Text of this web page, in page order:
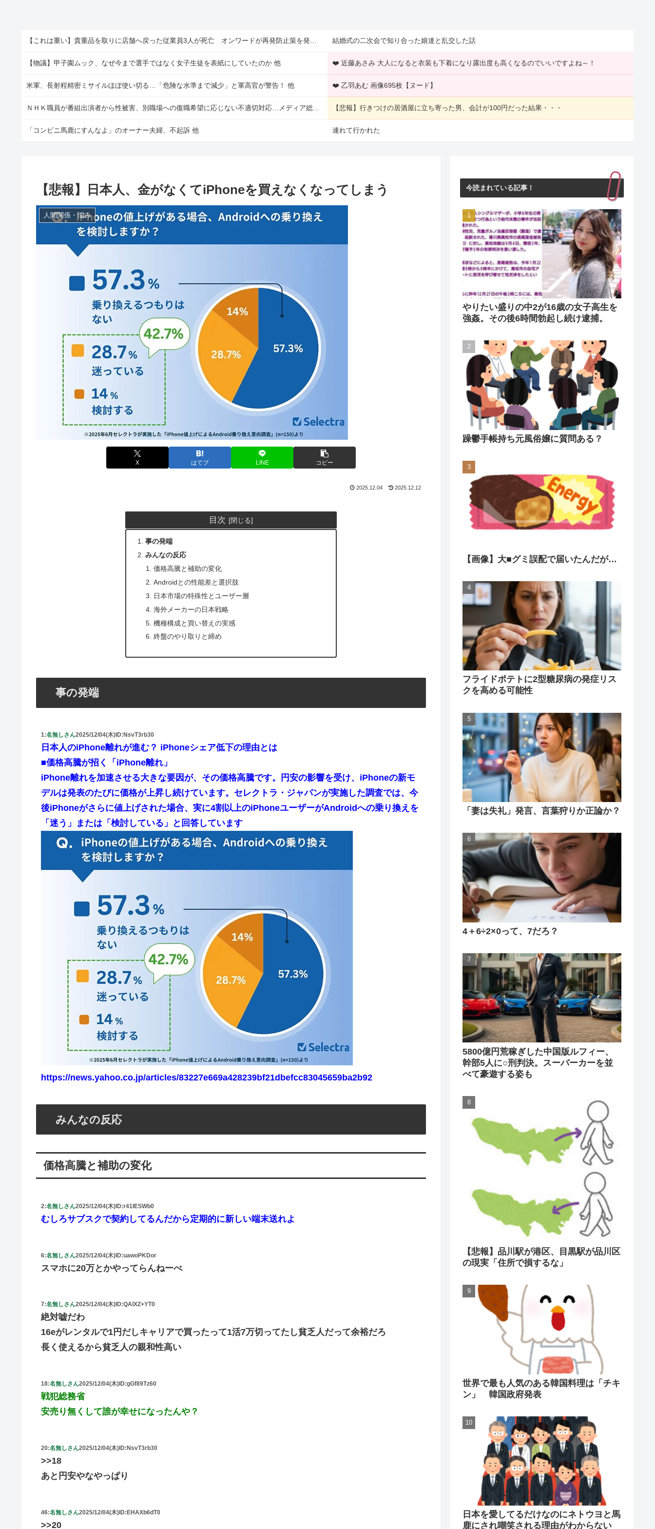
【物議】甲子園ムック、なぜ今まで選手ではなく女子生徒を表紙にしていたのか 他
米軍、長射程精密ミサイルほぼ使い切る…「危険な水準まで減少」と軍高官が警告！ 他
「コンビニ馬鹿にすんなよ」のオーナー夫婦、不起訴 他
結婚式の二次会で知り合った娘達と乱交した話
❤️ 近藤あさみ 大人になると衣装も下着になり露出度も高くなるのでいいですよね～！
❤️ 乙羽あむ 画像695枚【ヌード】
【悲報】行きつけの居酒屋に立ち寄った男、会計が100円だった結果・・・
連れて行かれた
【悲報】日本人、金がなくてiPhoneを買えなくなってしまう
人間関係・悩み
X はてブ LINE コピー
2025.12.04 2025.12.12
目次
事の発端
みんなの反応
価格高騰と補助の変化
Androidとの性能差と選択肢
日本市場の特殊性とユーザー層
海外メーカーの日本戦略
機種構成と買い替えの実感
終盤のやり取りと締め
事の発端
1:名無しさん2025/12/04(木) ID:NsvT3rb30
日本人のiPhone離れが進む？ iPhoneシェア低下の理由とは
■価格高騰が招く「iPhone離れ」
iPhone離れを加速させる大きな要因が、その価格高騰です。円安の影響を受け、iPhoneの新モ
デルは発表のたびに価格が上昇し続けています。セレクトラ・ジャパンが実施した調査では、今
後iPhoneがさらに値上げされた場合、実に4割以上のiPhoneユーザーがAndroidへの乗り換えを
「迷う」または「検討している」と回答しています
https://news.yahoo.co.jp/articles/83227e669a428239bf21dbefcc83045659ba2b92
みんなの反応
価格高騰と補助の変化
2:名無しさん2025/12/04(木)ID:r41IESWb0
むしろサブスクで契約してるんだから定期的に新しい端末送れよ
6:名無しさん2025/12/04(木)ID:uawoPKDor
スマホに20万とかやってらんねーべ
7:名無しさん2025/12/04(木) ID:QAlXZ+YT0
絶対嘘だわ
16eがレンタルで1円だしキャリアで買ったって1活7万切ってたし貧乏人だって余裕だろ
長く使えるから貧乏人の親和性高い
18:名無しさん2025/12/04(木) ID:gGf89Tz60
戦犯総務省
安売り無くして誰が幸せになったんや？
20:名無しさん2025/12/04(木) ID:NsvT3rb30
>>18
あと円安やなやっぱり
46:名無しさん2025/12/04(木)ID:EHAXb6dT0
>>20
今読まれている記事！
やりたい盛りの中2が16歳の女子高生を
強姦。その後6時間勃起し続け逮捕。
躁鬱手帳持ち元風俗嬢に質問ある？
【画像】大■グミ誤配で届いたんだが…
フライドポテトに2型糖尿病の発症リス
クを高める可能性
「妻は失礼」発言、言葉狩りか正論か？
4＋6÷2×0って、7だろ？
5800億円荒稼ぎした中国版ルフィー、
幹部5人に○刑判決。スーパーカーを並
べて豪遊する姿も
【悲報】品川駅が港区、目黒駅が品川区
の現実「住所で損するな」
世界で最も人気のある韓国料理は「チキ
ン」 韓国政府発表
日本を愛してるだけなのにネトウヨと馬
鹿にされ嘲笑される理由がわからない